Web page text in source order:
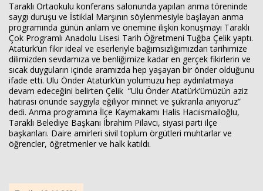
Taraklı Ortaokulu konferans salonunda yapılan anma töreninde
saygı duruşu ve İstiklal Marşının söylenmesiyle başlayan anma
programında günün anlam ve önemine ilişkin konuşmayı Taraklı
Çok Programlı Anadolu Lisesi Tarih Öğretmeni Tuğba Çelik yaptı.
Atatürk’ün fikir ideal ve eserleriyle bağımsızlığımızdan tarihimize
dilimizden sevdamıza ve benliğimize kadar en gerçek fikirlerin ve
sıcak duyguların içinde aramızda hep yaşayan bir önder olduğunu
ifade etti. Ulu Önder Atatürk’ün yolumuzu hep aydınlatmaya
devam edeceğini belirten Çelik “Ulu Önder Atatürk’ümüzün aziz
hatırası önünde saygıyla eğiliyor minnet ve şükranla anıyoruz”
dedi. Anma programına İlçe Kaymakamı Halis Hacıismailoğlu,
Taraklı Belediye Başkanı İbrahim Pilavcı, siyasi parti ilçe
başkanları. Daire amirleri sivil toplum örgütleri muhtarlar ve
öğrencler, öğretmenler ve halk katıldı.